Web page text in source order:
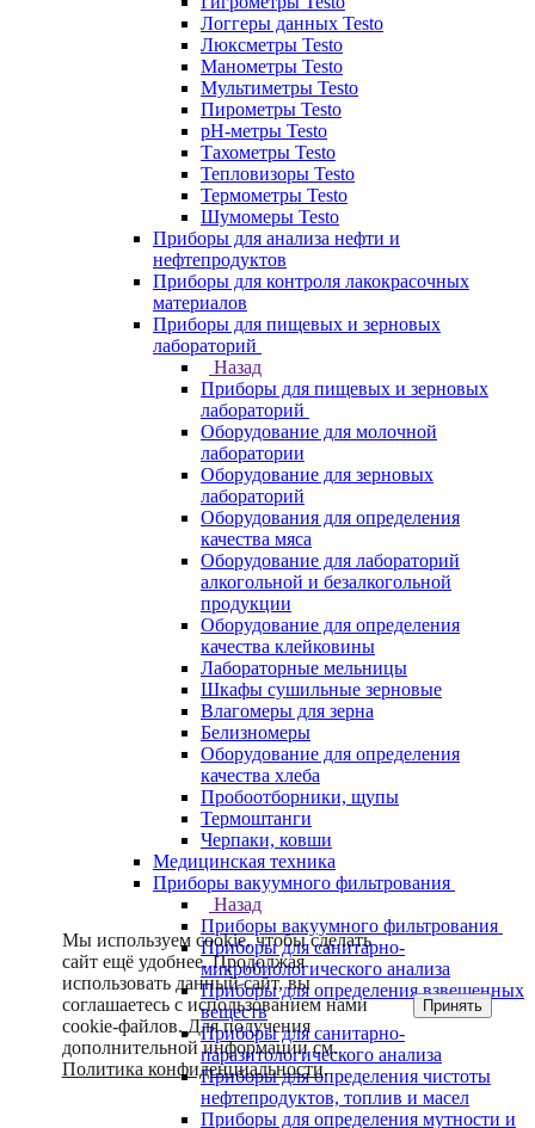
Логгеры данных Testo
Люксметры Testo
Манометры Testo
Мультиметры Testo
Пирометры Testo
pH-метры Testo
Тахометры Testo
Тепловизоры Testo
Термометры Testo
Шумомеры Testo
Приборы для анализа нефти и
нефтепродуктов
Приборы для контроля лакокрасочных
материалов
Приборы для пищевых и зерновых
лабораторий
Назад
Приборы для пищевых и зерновых
лабораторий
Оборудование для молочной
лаборатории
Оборудование для зерновых
лабораторий
Оборудования для определения
качества мяса
Оборудование для лабораторий
алкогольной и безалкогольной
продукции
Оборудование для определения
качества клейковины
Лабораторные мельницы
Шкафы сушильные зерновые
Влагомеры для зерна
Белизномеры
Оборудование для определения
качества хлеба
Пробоотборники, щупы
Термоштанги
Черпаки, ковши
Медицинская техника
Приборы вакуумного фильтрования
Назад
Приборы вакуумного фильтрования
Приборы для санитарно-
микробиологического анализа
Приборы для определения взвешенных
веществ
Приборы для санитарно-
паразитологического анализа
Приборы для определения чистоты
нефтепродуктов, топлив и масел
Приборы для определения мутности и
Мы используем cookie, чтобы сделать
сайт ещё удобнее. Продолжая
использовать данный сайт, вы
соглашаетесь с использованием нами
cookie-файлов. Для получения
дополнительной информации см.
Политика конфиденциальности.
Принять